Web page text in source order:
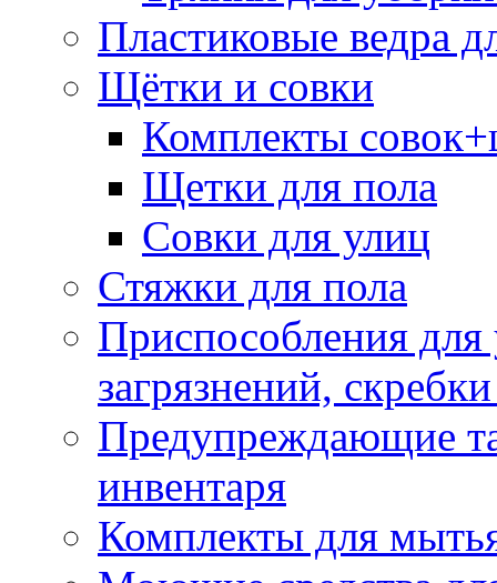
Пластиковые ведра
Щётки и совки
Комплекты
Щетки для пола
Совки для улиц
Стяжки для пола
Приспособления
загрязнений,
Предупреждающие
инвентаря
Комплекты для